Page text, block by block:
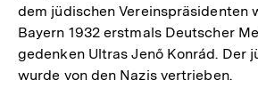
dem jüdischen Vereinspräsidenten
Bayern 1932 erstmals Deutscher
gedenken Ultras Jenő Konrád. Der
wurde von den Nazis vertrieben.